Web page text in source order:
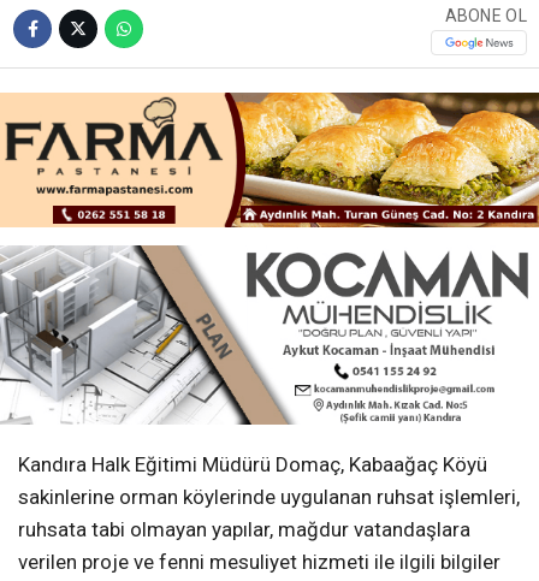
ABONE OL
Kandıra Halk Eğitimi Müdürü Domaç, Kabaağaç Köyü
sakinlerine orman köylerinde uygulanan ruhsat işlemleri,
ruhsata tabi olmayan yapılar, mağdur vatandaşlara
verilen proje ve fenni mesuliyet hizmeti ile ilgili bilgiler